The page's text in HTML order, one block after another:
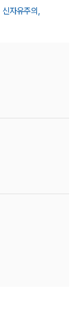
신자유주의,